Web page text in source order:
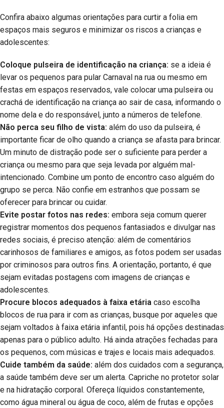
Confira abaixo algumas orientações para curtir a folia em
espaços mais seguros e minimizar os riscos a crianças e
adolescentes:
Coloque pulseira de identificação na criança: se a ideia é
levar os pequenos para pular Carnaval na rua ou mesmo em
festas em espaços reservados, vale colocar uma pulseira ou
crachá de identificação na criança ao sair de casa, informando o
nome dela e do responsável, junto a números de telefone.
Não perca seu filho de vista: além do uso da pulseira, é
importante ficar de olho quando a criança se afasta para brincar.
Um minuto de distração pode ser o suficiente para perder a
criança ou mesmo para que seja levada por alguém mal-
intencionado. Combine um ponto de encontro caso alguém do
grupo se perca. Não confie em estranhos que possam se
oferecer para brincar ou cuidar.
Evite postar fotos nas redes: embora seja comum querer
registrar momentos dos pequenos fantasiados e divulgar nas
redes sociais, é preciso atenção: além de comentários
carinhosos de familiares e amigos, as fotos podem ser usadas
por criminosos para outros fins. A orientação, portanto, é que
sejam evitadas postagens com imagens de crianças e
adolescentes.
Procure blocos adequados à faixa etária caso escolha
blocos de rua para ir com as crianças, busque por aqueles que
sejam voltados à faixa etária infantil, pois há opções destinadas
apenas para o público adulto. Há ainda atrações fechadas para
os pequenos, com músicas e trajes e locais mais adequados.
Cuide também da saúde: além dos cuidados com a segurança,
a saúde também deve ser um alerta. Capriche no protetor solar
e na hidratação corporal. Ofereça líquidos constantemente,
como água mineral ou água de coco, além de frutas e opções